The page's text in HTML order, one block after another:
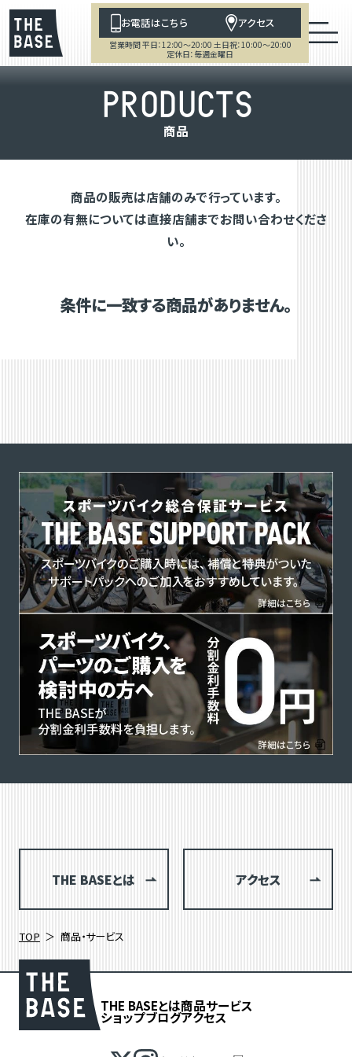
お電話はこちら アクセス
営業時間 平日：12:00～20:00 土日祝：10:00～20:00
定休日：毎週金曜日
PRODUCTS
商品
商品の販売は店舗のみで行っています。
在庫の有無については直接店舗までお問い合わせくださ
い。
条件に一致する商品がありません。
THE BASEとは アクセス
TOP 商品・サービス
THE BASEとは商品サービス
ショップブログアクセス